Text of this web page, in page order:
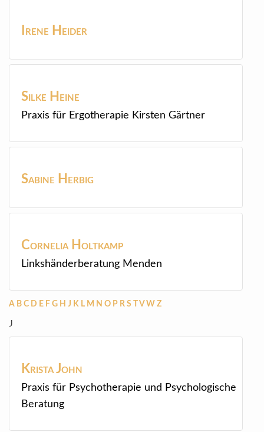
Irene Heider
Silke Heine
Praxis für Ergotherapie Kirsten Gärtner
Sabine Herbig
Cornelia Holtkamp
Linkshänderberatung Menden
A B C D E F G H J K L M N O P R S TV W Z
J
KristaJohn
Praxis für Psychotherapie und Psychologische
Beratung